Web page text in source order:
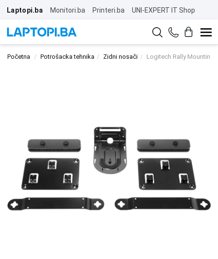
Laptopi.ba Monitori.ba Printeri.ba UNI-EXPERT IT Shop
Početna Potrošacka tehnika Zidni nosači Logitech Rally Mounting